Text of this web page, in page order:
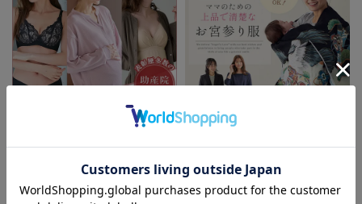
清楚なお宮参り服
お気に入り商品を確認する